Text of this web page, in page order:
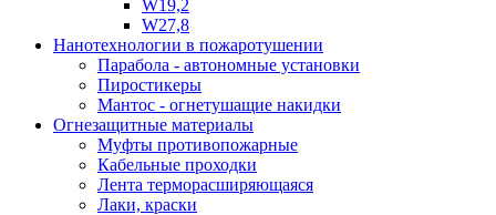
W19,2
W27,8
Нанотехнологии в пожаротушении
Парабола - автономные установки
Пиростикеры
Мантос - огнетушащие накидки
Огнезащитные материалы
Муфты противопожарные
Кабельные проходки
Лента терморасширяющаяся
Лаки, краски